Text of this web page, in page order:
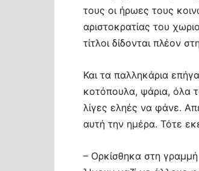
τους οι ήρωες τους
αριστοκρατίας του
τίτλοι δίδονται πλέον
Και τα παλληκάρια
κοτόπουλα, ψάρια, όλα
λίγες εληές να φάνε.
αυτή την ημέρα. Τότε
– Ορκίσθηκα στη